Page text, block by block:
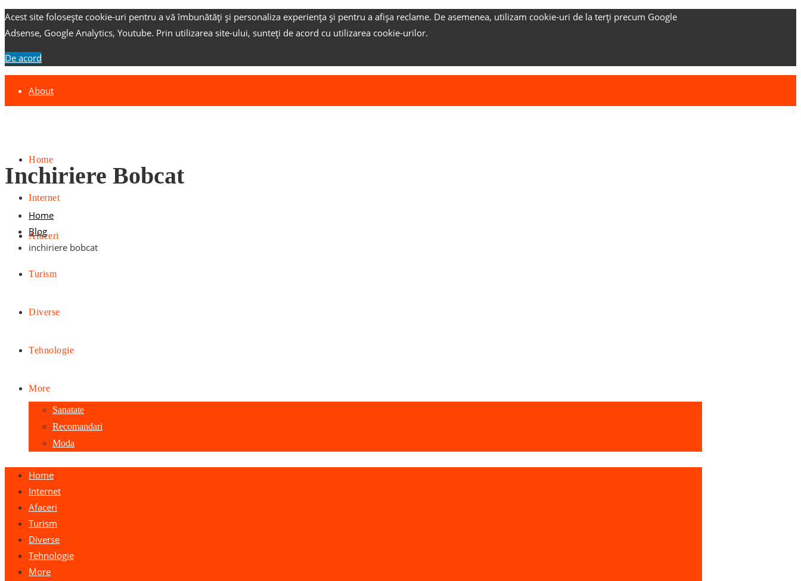
Acest site folosește cookie-uri pentru a vă îmbunătăți și personaliza experiența și pentru a afișa reclame. De asemenea, utilizam cookie-uri de la terți precum Google
Adsense, Google Analytics, Youtube. Prin utilizarea site-ului, sunteți de acord cu utilizarea cookie-urilor.
De acord
About
Home
Internet
Afaceri
Turism
Diverse
Tehnologie
More
Sanatate
Recomandari
Moda
Home
Internet
Afaceri
Turism
Diverse
Tehnologie
More
Inchiriere Bobcat
Home
Blog
inchiriere bobcat